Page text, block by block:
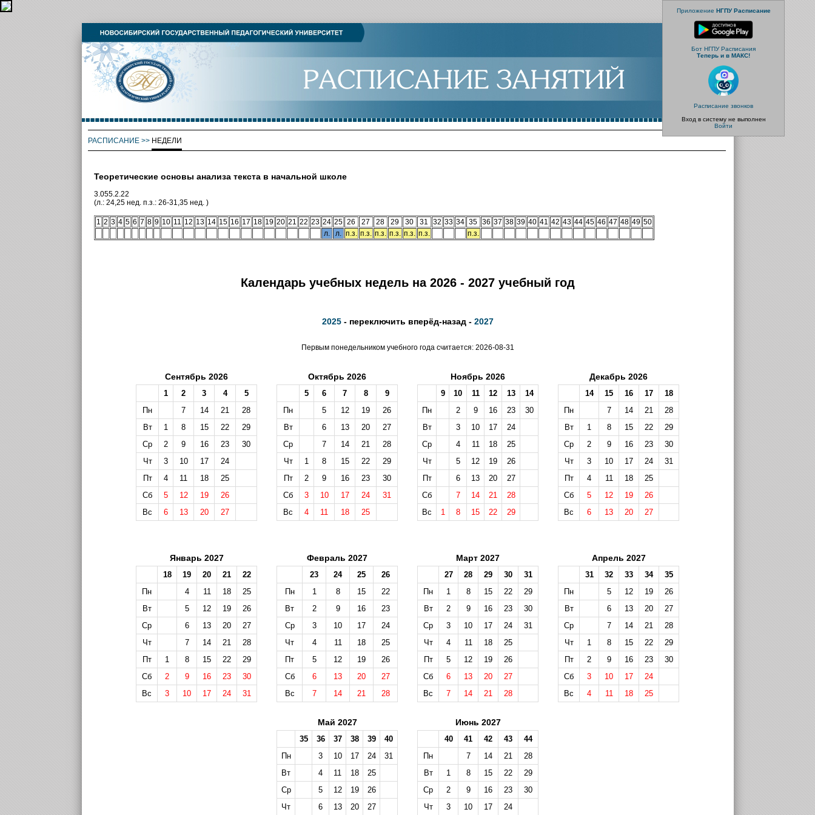
Приложение НГПУ Расписание
Бот НГПУ Расписания
Теперь и в МАКС!
Расписание звонков
Вход в систему не выполнен
Войти
РАСПИСАНИЕ>> НЕДЕЛИ
Теоретические основы анализа текста в начальной школе
3.055.2.22
(л.: 24,25 нед. п.з.: 26-31,35 нед. )
1 2 3 4 5 6 7 8 9 10 11 12 13 14 15 16 17 18 19 20 21 22 23 24 25 26 27 28 29 30 31 32 33 34 35 36 37 38 39 40 41 42 43 44 45 46 47 48 49 50
л.
л. п.з. п.з. п.з. п.з. п.з. п.з. п.з.
Календарь учебных недель на 2026 - 2027 учебный год
2025- переключить вперёд-назад - 2027
Первым понедельником учебного года считается: 2026-08-31
Сентябрь 2026
1 2 3 4
5
Пн
7 14 21
28
Вт
1 8 15 22
29
Ср
2 9 16 23
30
Чт
3 10 17
24
Пт
4 11 18
25
Сб
5 12 19
26
Вс
6 13 20 27
Октябрь 2026
5 6 7 8
9
Пн
5 12 19
26
Вт
6 13 20
27
Ср
7 14 21
28
Чт
1 8 15 22
29
Пт
2 9 16 23
30
Сб
3 10 17 24
31
Вс
4 11 18 25
Ноябрь 2026
9 10 11 12 13
14
Пн
2 9 16 23
30
Вт
3 10 17
24
Ср
4 11 18
25
Чт
5 12 19
26
Пт
6 13 20
27
Сб
7 14 21
28
Вс
1 8 15 22 29
Декабрь 2026
14 15 16 17
18
Пн
7 14 21
28
Вт
1 8 15 22
29
Ср
2 9 16 23
30
Чт
3 10 17 24
31
Пт
4 11 18
25
Сб
5 12 19
26
Вс
6 13 20 27
Январь 2027
18 19 20 21
22
Пн
4 11 18
25
Вт
5 12 19
26
Ср
6 13 20
27
Чт
7 14 21
28
Пт
1 8 15 22
29
Сб
2 9 16 23
30
Вс
3 10 17 24 31
Февраль 2027
23 24 25
26
Пн
1 8 15
22
Вт
2 9 16
23
Ср
3 10 17
24
Чт
4 11 18
25
Пт
5 12 19
26
Сб
6 13 20
27
Вс
7 14 21 28
Март 2027
27 28 29 30
31
Пн
1 8 15 22
29
Вт
2 9 16 23
30
Ср
3 10 17 24
31
Чт
4 11 18
25
Пт
5 12 19
26
Сб
6 13 20
27
Вс
7 14 21 28
Апрель 2027
31 32 33 34
35
Пн
5 12 19
26
Вт
6 13 20
27
Ср
7 14 21
28
Чт
1 8 15 22
29
Пт
2 9 16 23
30
Сб
3 10 17
24
Вс
4 11 18 25
Май 2027
35 36 37 38 39
40
Пн
3 10 17 24
31
Вт
4 11 18
25
Ср
5 12 19
26
Чт
6 13 20 27
Июнь 2027
40 41 42 43
44
Пн
7 14 21
28
Вт
1 8 15 22
29
Ср
2 9 16 23
30
Чт
3 10 17 24